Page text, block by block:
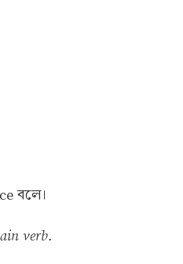
বলে।
verb.